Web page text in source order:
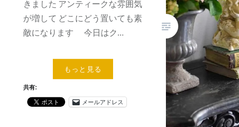
きました アンティークな雰囲気
が増して どこにどう置いても素
敵になります 今日はク…
もっと見る
共有:
メールアドレス